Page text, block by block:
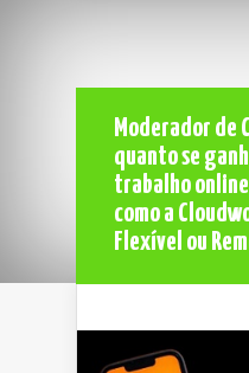
Moderador de
quanto se
trabalho
como a
Flexível ou